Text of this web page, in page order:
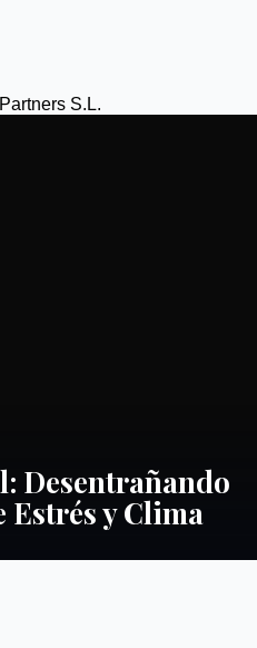
S.L.
Desentrañando
Estrés y Clima